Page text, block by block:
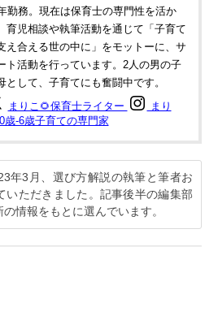
勤務。現在は保育士の専門性を活か
育児相談や執筆活動を通じて「子育て
え合える世の中に」をモットーに、サ
ト活動を行っています。2人の男の子
として、子育てにも奮闘中です。
まりこ🌻保育士ライター
まり
歳-6歳子育ての専門家
年3月、選び方解説の執筆と筆者お
いただきました。記事後半の編集部
情報をもとに選んでいます。